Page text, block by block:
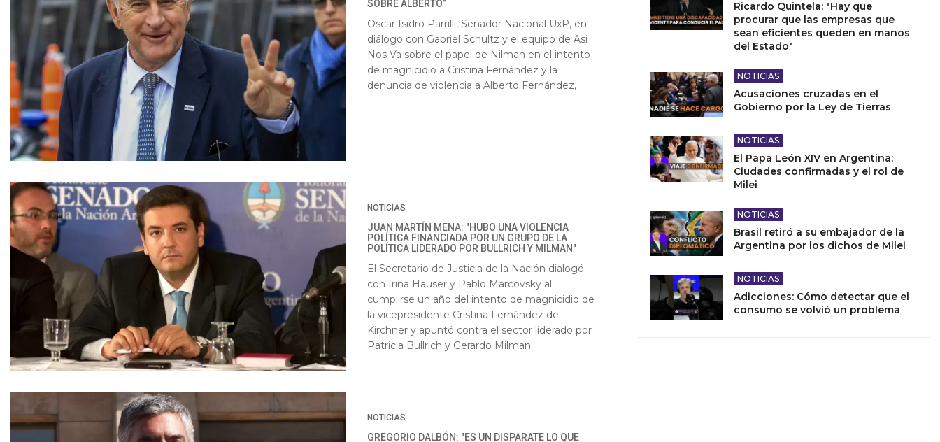
SOBRE ALBERTO”
Oscar Isidro Parrilli, Senador Nacional UxP, en
diálogo con Gabriel Schultz y el equipo de Asi
Nos Va sobre el papel de Nilman en el intento
de magnicidio a Cristina Fernández y la
denuncia de violencia a Alberto Fernández,
NOTICIAS
JUAN MARTÍN MENA: "HUBO UNA VIOLENCIA
POLÍTICA FINANCIADA POR UN GRUPO DE LA
POLÍTICA LIDERADO POR BULLRICH Y MILMAN"
El Secretario de Justicia de la Nación dialogó
con Irina Hauser y Pablo Marcovsky al
cumplirse un año del intento de magnicidio de
la vicepresidente Cristina Fernández de
Kirchner y apuntó contra el sector liderado por
Patricia Bullrich y Gerardo Milman.
NOTICIAS
GREGORIO DALBÓN: "ES UN DISPARATE LO QUE
Ricardo Quintela: "Hay que
procurar que las empresas que
sean eficientes queden en manos
del Estado"
NOTICIAS
Acusaciones cruzadas en el
Gobierno por la Ley de Tierras
NOTICIAS
El Papa León XIV en Argentina:
Ciudades confirmadas y el rol de
Milei
NOTICIAS
Brasil retiró a su embajador de la
Argentina por los dichos de Milei
NOTICIAS
Adicciones: Cómo detectar que el
consumo se volvió un problema